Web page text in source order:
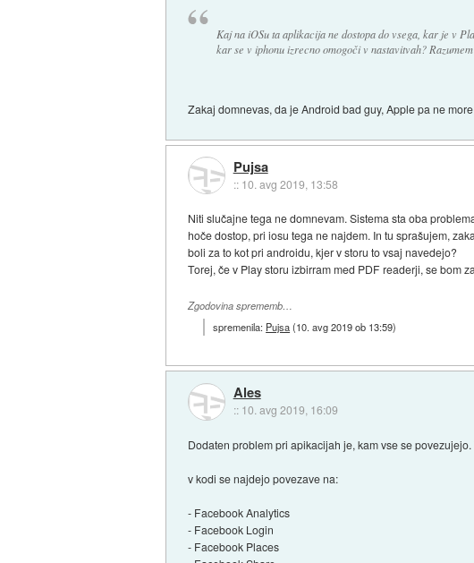
Kaj na iOSu ta aplikacija ne dostopa do vsega, kar je v
kar se v iphonu izrecno omogoči v nastavitvah?
Zakaj domnevas, da je Android bad guy, Apple pa ne
Pujsa
:: 10. avg 2019, 13:58
Niti slučajne tega ne domnevam. Sistema sta oba
hoče dostop, pri iosu tega ne najdem. In tu sprašujem,
boli za to kot pri androidu, kjer v storu to vsaj navedejo?
Torej, če v Play storu izbirram med PDF readerji, se bom
Zgodovina sprememb…
spremenila: Pujsa(10. avg 2019 ob 13:59)
Ales
:: 10. avg 2019, 16:09
Dodaten problem pri apikacijah je, kam vse se
v kodi se najdejo povezave na:
- Facebook Analytics
- Facebook Login
- Facebook Places